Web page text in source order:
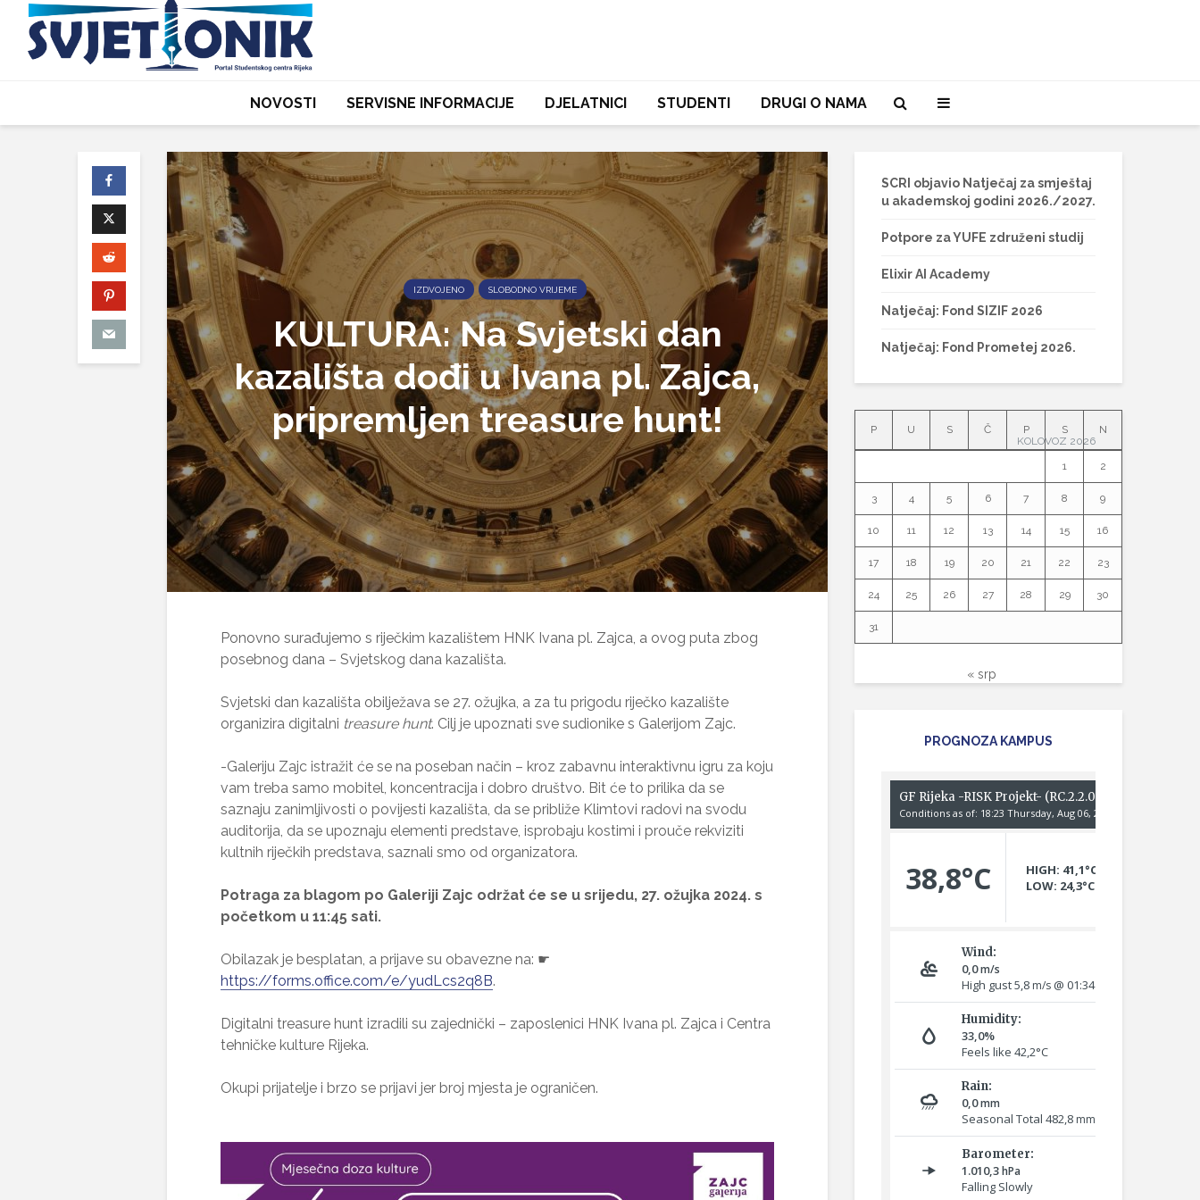
NOVOSTI SERVISNE INFORMACIJE DJELATNICI STUDENTI DRUGI O NAMA
IZDVOJENO SLOBODNO VRIJEME
KULTURA: Na Svjetski dan
kazališta dođi u Ivana pl. Zajca,
pripremljen treasure hunt!
Ponovno surađujemo s riječkim kazalištem HNK Ivana pl. Zajca, a ovog puta zbog
posebnog dana – Svjetskog dana kazališta.
Svjetski dan kazališta obilježava se 27. ožujka, a za tu prigodu riječko kazalište
organizira digitalni treasure hunt. Cilj je upoznati sve sudionike s Galerijom Zajc.
-Galeriju Zajc istražit će se na poseban način – kroz zabavnu interaktivnu igru za koju
vam treba samo mobitel, koncentracija i dobro društvo. Bit će to prilika da se
saznaju zanimljivosti o povijesti kazališta, da se približe Klimtovi radovi na svodu
auditorija, da se upoznaju elementi predstave, isprobaju kostimi i prouče rekviziti
kultnih riječkih predstava, saznali smo od organizatora.
Potraga za blagom po Galeriji Zajc održat će se u srijedu, 27. ožujka 2024. s
početkom u 11:45 sati.
Obilazak je besplatan, a prijave su obavezne na: ☛
https://forms.office.com/e/yudLcs2q8B.
Digitalni treasure hunt izradili su zajednički – zaposlenici HNK Ivana pl. Zajca i Centra
tehničke kulture Rijeka.
Okupi prijatelje i brzo se prijavi jer broj mjesta je ograničen.
SCRI objavio Natječaj za smještaj
u akademskoj godini 2026./2027.
Potpore za YUFE združeni studij
Elixir AI Academy
Natječaj: Fond SIZIF 2026
Natječaj: Fond Prometej 2026.
KOLOVOZ 2026
P U S Č P S N
1 2
3 4 5 6 7 8 9
10 11 12 13 14 15 16
17 18 19 20 21 22 23
24 25 26 27 28 29 30
31
« srp
PROGNOZA KAMPUS